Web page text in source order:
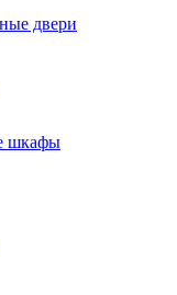
двери
шкафы